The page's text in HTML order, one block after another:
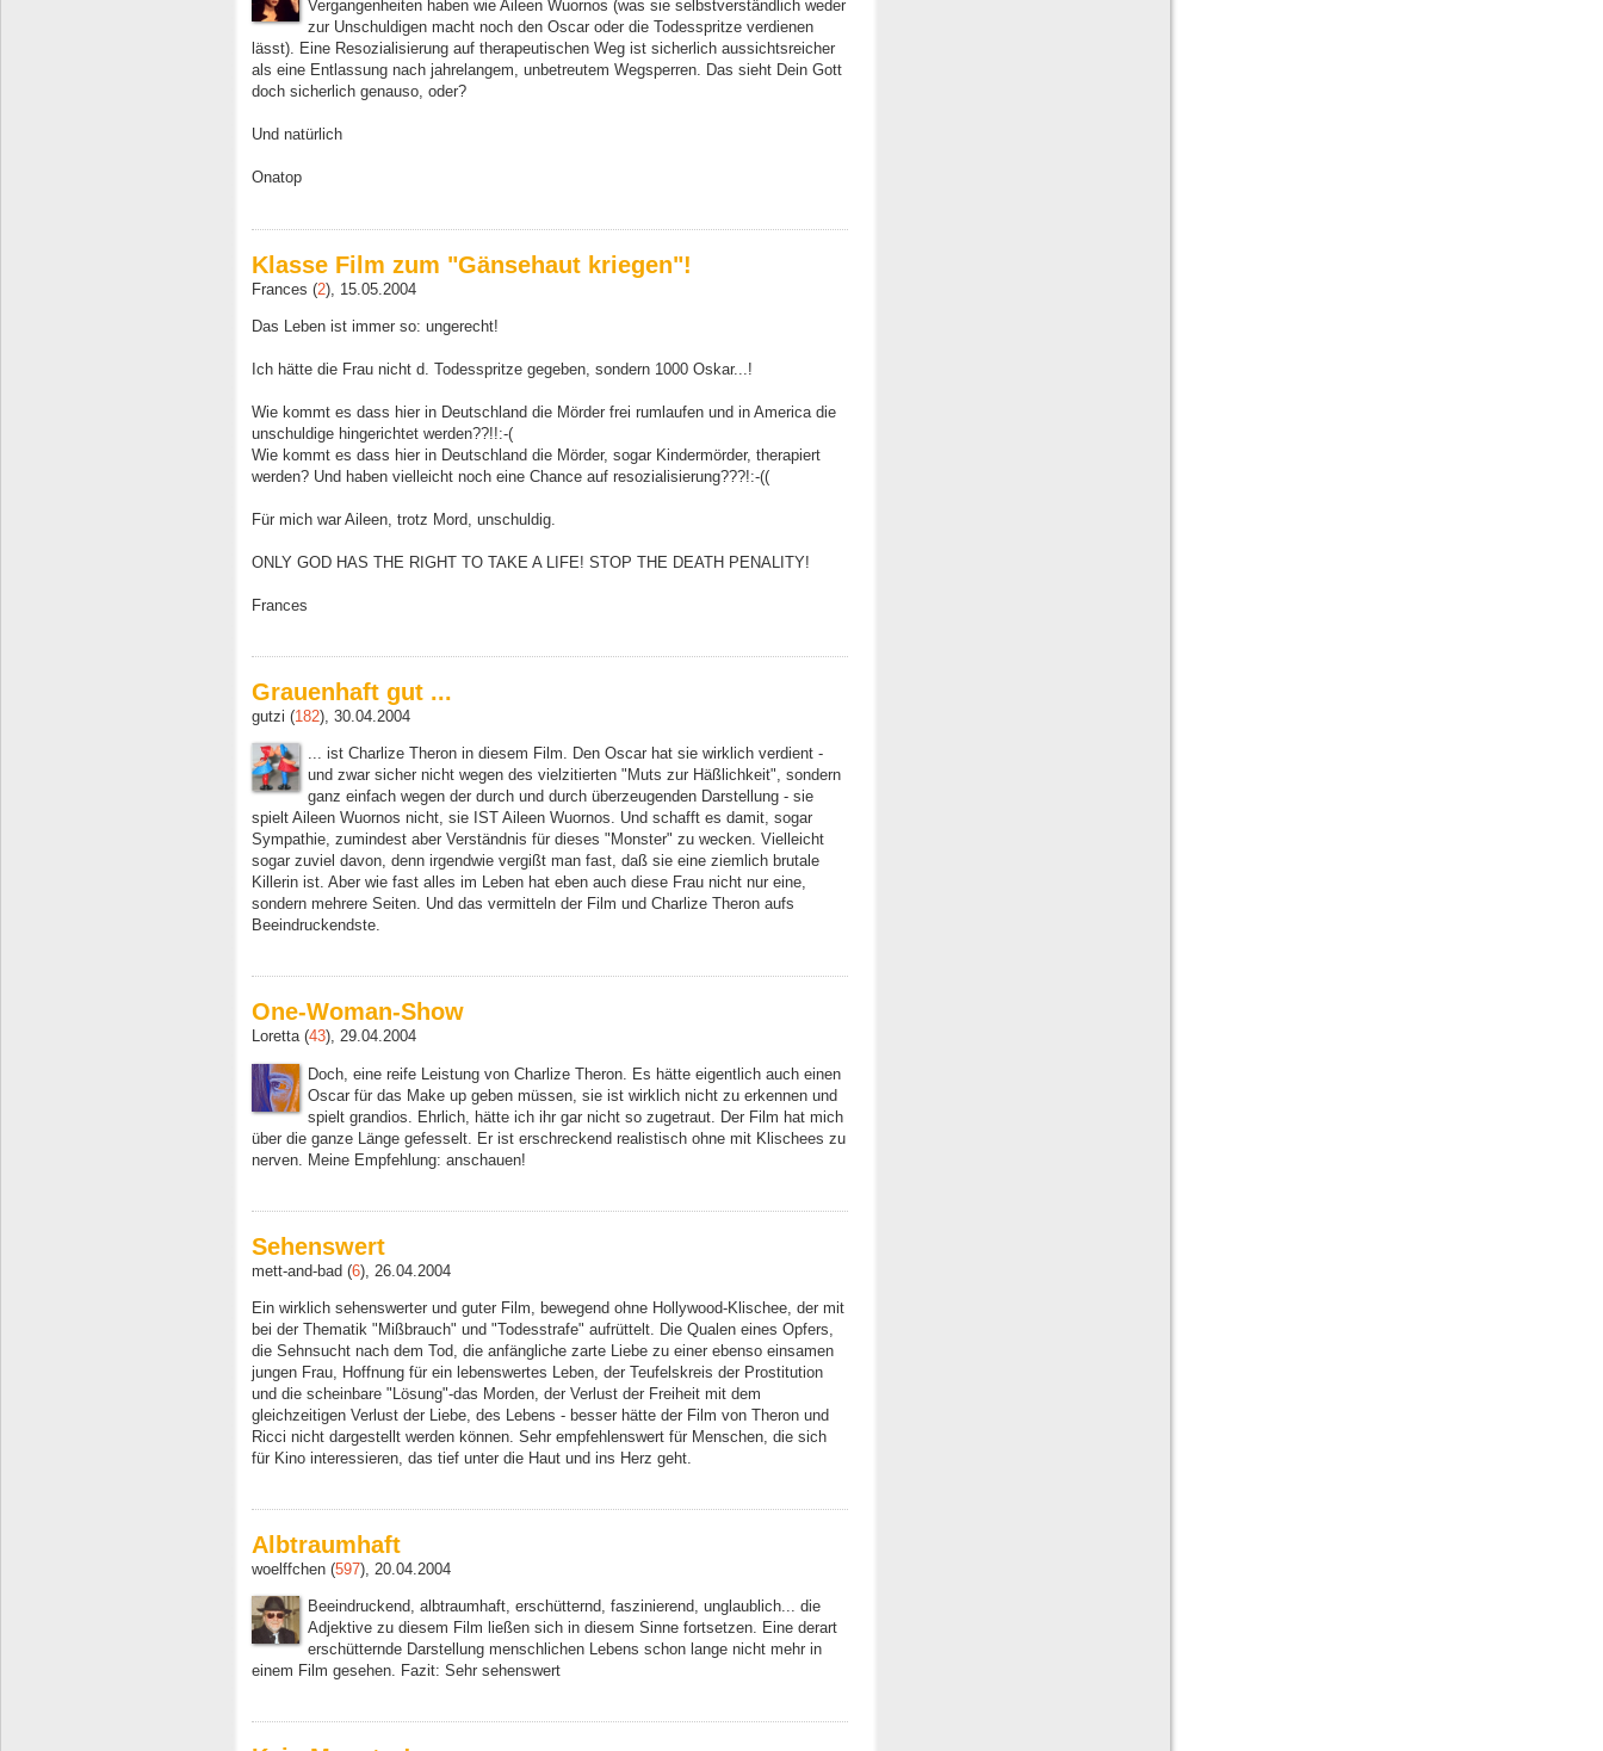
Vergangenheiten haben wie Aileen Wuornos (was sie selbstverständlich weder
zur Unschuldigen macht noch den Oscar oder die Todesspritze verdienen
lässt). Eine Resozialisierung auf therapeutischen Weg ist sicherlich aussichtsreicher
als eine Entlassung nach jahrelangem, unbetreutem Wegsperren. Das sieht Dein Gott
doch sicherlich genauso, oder?
Und natürlich
Onatop
Klasse Film zum "Gänsehaut kriegen"!
Frances (2), 15.05.2004
Das Leben ist immer so: ungerecht!
Ich hätte die Frau nicht d. Todesspritze gegeben, sondern 1000 Oskar...!
Wie kommt es dass hier in Deutschland die Mörder frei rumlaufen und in America die
unschuldige hingerichtet werden??!!:-(
Wie kommt es dass hier in Deutschland die Mörder, sogar Kindermörder, therapiert
werden? Und haben vielleicht noch eine Chance auf resozialisierung???!:-((
Für mich war Aileen, trotz Mord, unschuldig.
ONLY GOD HAS THE RIGHT TO TAKE A LIFE! STOP THE DEATH PENALITY!
Frances
Grauenhaft gut ...
gutzi (182), 30.04.2004
... ist Charlize Theron in diesem Film. Den Oscar hat sie wirklich verdient -
und zwar sicher nicht wegen des vielzitierten "Muts zur Häßlichkeit", sondern
ganz einfach wegen der durch und durch überzeugenden Darstellung - sie
spielt Aileen Wuornos nicht, sie IST Aileen Wuornos. Und schafft es damit, sogar
Sympathie, zumindest aber Verständnis für dieses "Monster" zu wecken. Vielleicht
sogar zuviel davon, denn irgendwie vergißt man fast, daß sie eine ziemlich brutale
Killerin ist. Aber wie fast alles im Leben hat eben auch diese Frau nicht nur eine,
sondern mehrere Seiten. Und das vermitteln der Film und Charlize Theron aufs
Beeindruckendste.
One-Woman-Show
Loretta (43), 29.04.2004
Doch, eine reife Leistung von Charlize Theron. Es hätte eigentlich auch einen
Oscar für das Make up geben müssen, sie ist wirklich nicht zu erkennen und
spielt grandios. Ehrlich, hätte ich ihr gar nicht so zugetraut. Der Film hat mich
über die ganze Länge gefesselt. Er ist erschreckend realistisch ohne mit Klischees zu
nerven. Meine Empfehlung: anschauen!
Sehenswert
mett-and-bad (6), 26.04.2004
Ein wirklich sehenswerter und guter Film, bewegend ohne Hollywood-Klischee, der mit
bei der Thematik "Mißbrauch" und "Todesstrafe" aufrüttelt. Die Qualen eines Opfers,
die Sehnsucht nach dem Tod, die anfängliche zarte Liebe zu einer ebenso einsamen
jungen Frau, Hoffnung für ein lebenswertes Leben, der Teufelskreis der Prostitution
und die scheinbare "Lösung"-das Morden, der Verlust der Freiheit mit dem
gleichzeitigen Verlust der Liebe, des Lebens - besser hätte der Film von Theron und
Ricci nicht dargestellt werden können. Sehr empfehlenswert für Menschen, die sich
für Kino interessieren, das tief unter die Haut und ins Herz geht.
Albtraumhaft
woelffchen (597), 20.04.2004
Beeindruckend, albtraumhaft, erschütternd, faszinierend, unglaublich... die
Adjektive zu diesem Film ließen sich in diesem Sinne fortsetzen. Eine derart
erschütternde Darstellung menschlichen Lebens schon lange nicht mehr in
einem Film gesehen. Fazit: Sehr sehenswert